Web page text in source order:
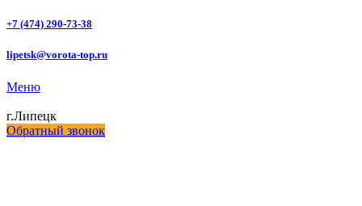
+7 (474) 290-73-38
lipetsk@vorota-top.ru
Меню
г.Липецк
Обратный звонок